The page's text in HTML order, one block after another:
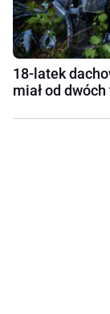
18-latek
miał od